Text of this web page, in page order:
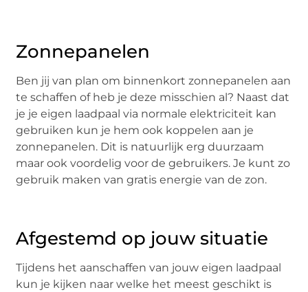
Zonnepanelen
Ben jij van plan om binnenkort zonnepanelen aan
te schaffen of heb je deze misschien al? Naast dat
je je eigen laadpaal via normale elektriciteit kan
gebruiken kun je hem ook koppelen aan je
zonnepanelen. Dit is natuurlijk erg duurzaam
maar ook voordelig voor de gebruikers. Je kunt zo
gebruik maken van gratis energie van de zon.
Afgestemd op jouw situatie
Tijdens het aanschaffen van jouw eigen laadpaal
kun je kijken naar welke het meest geschikt is